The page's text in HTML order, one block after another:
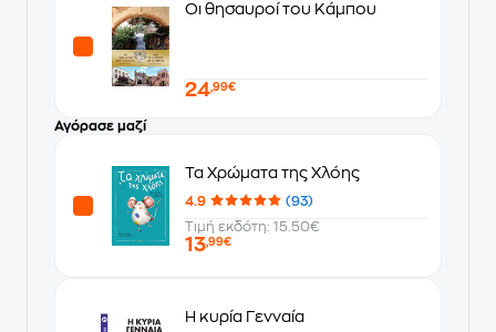
Οι θησαυροί του Κάμπου
24,99€
Αγόρασε μαζί
Τα Χρώματα της Χλόης
4.9
(93)
Τιμή εκδότη: 15.50€
13,99€
Η κυρία Γενναία